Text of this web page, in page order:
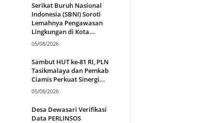
Serikat Buruh Nasional
Indonesia (SBNI) Soroti
Lemahnya Pengawasan
Lingkungan di Kota...
05/08/2026
Sambut HUT ke-81 RI, PLN
Tasikmalaya dan Pemkab
Ciamis Perkuat Sinergi...
05/08/2026
Desa Dewasari Verifikasi
Data PERLINSOS